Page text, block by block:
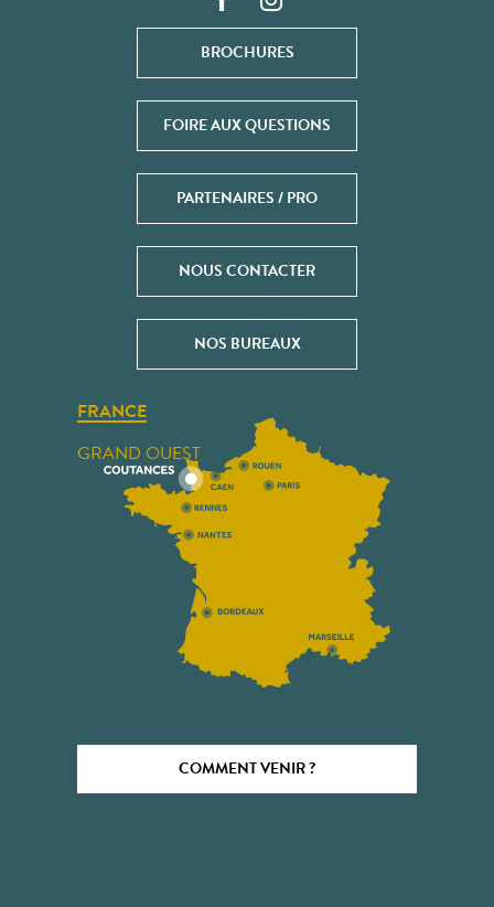
BROCHURES
FOIRE AUX QUESTIONS
PARTENAIRES / PRO
NOUS CONTACTER
NOS BUREAUX
FRANCE
GRAND OUEST
COMMENT VENIR ?